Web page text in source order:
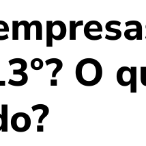
O